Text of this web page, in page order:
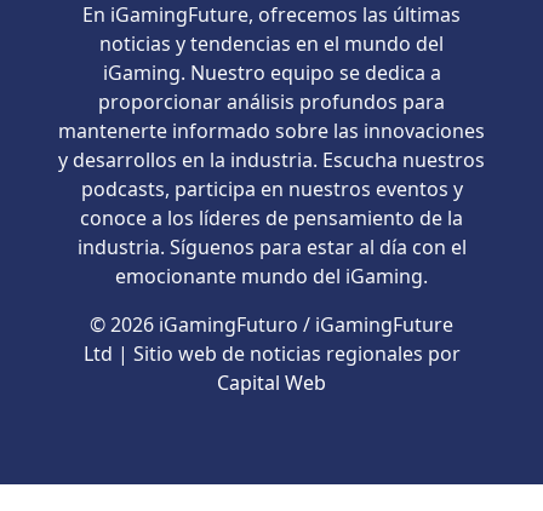
En iGamingFuture, ofrecemos las últimas
noticias y tendencias en el mundo del
iGaming. Nuestro equipo se dedica a
proporcionar análisis profundos para
mantenerte informado sobre las innovaciones
y desarrollos en la industria. Escucha nuestros
podcasts, participa en nuestros eventos y
conoce a los líderes de pensamiento de la
industria. Síguenos para estar al día con el
emocionante mundo del iGaming.
© 2026 iGamingFuturo / iGamingFuture
Ltd | Sitio web de noticias regionales por
Capital Web